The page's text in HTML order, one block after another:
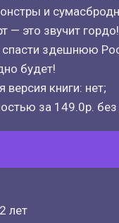
и
— это звучит
здешнюю
будет!
версия книги: нет;
за 149.0р. без
лет